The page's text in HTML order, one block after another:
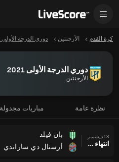
كرة القدم الأرجنتين دوري الدرجة الأولى 2021
دوري الدرجة الأولى 2021
الأرجنتين
نظرة عامة مباريات مجدولة
13 ديسمبر
انتهاء وقت المباراة
بان فيلد
أرسنال دي ساراندي